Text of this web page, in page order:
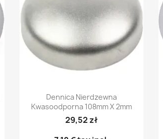
Pikakatselu
Dennica Nierdzewna
Kwasoodporna 108mm X 2mm
29,52 zł